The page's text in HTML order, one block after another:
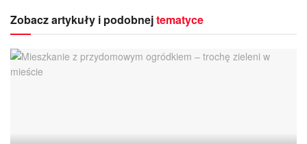
Zobacz artykuły i podobnejtematyce